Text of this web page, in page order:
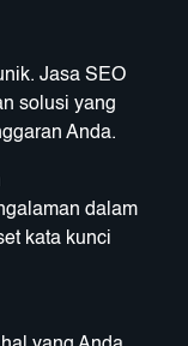
Jasa SEO
solusi yang
Anda.
dalam
kata kunci